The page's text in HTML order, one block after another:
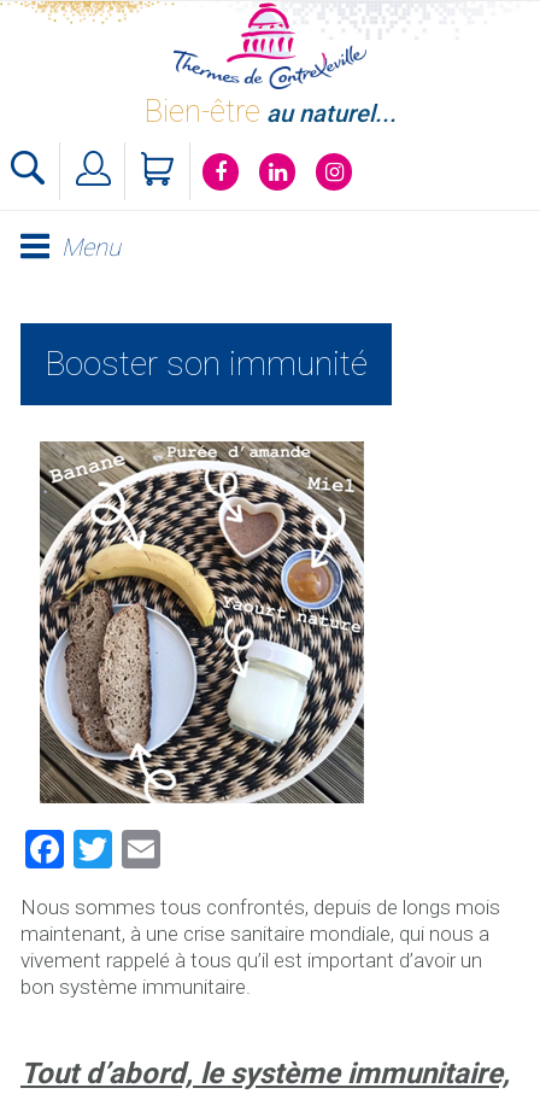
Skip
Bien-être au naturel...
Menu
Booster son immunité
F
ce
b
o
T
tt
er
m
ai
l
Nous sommes tous confrontés, depuis de longs mois
maintenant, à une crise sanitaire mondiale, qui nous a
vivement rappelé à tous qu’il est important d’avoir un
bon système immunitaire.
Tout d’abord, le système immunitaire,